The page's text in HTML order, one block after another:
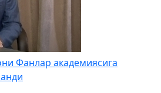
Фанлар академиясига